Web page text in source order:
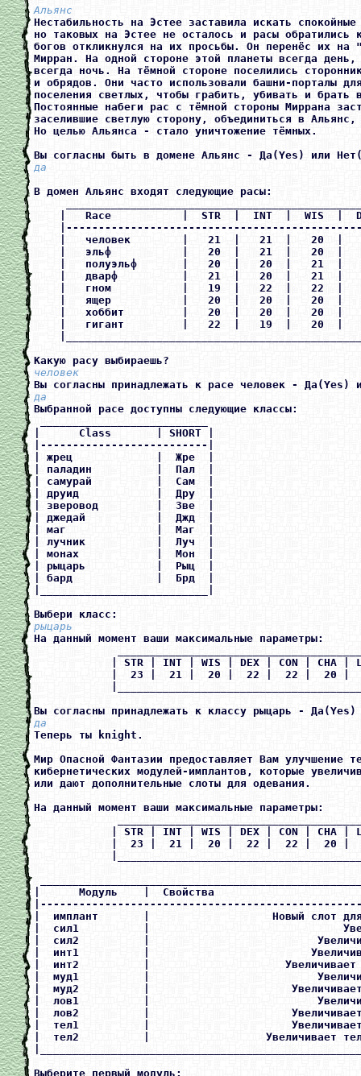
Альянс
Нестабильность на Эстее заставила искать
но таковых на Эстее не осталось и расы обратились
богов откликнулся на их просьбы. Он перенёс их на
Мирран. На одной стороне этой планеты всегда
всегда ночь. На тёмной стороне поселились
и обрядов. Они часто использовали башни-порталы
поселения светлых, чтобы грабить, убивать и
Постоянные набеги рас с тёмной стороны Миррана
заселившие светлую сторону, объединиться в
Но целью Альянса - стало уничтожение тёмных.
Вы согласны быть в домене Альянс - Да(Yes) или
да
В домен Альянс входят следующие расы:
|   Race           |  STR  |  INT  |  WIS  |
|   человек        |   21  |   21  |   20  |
|   эльф           |   20  |   21  |   20  |
|   полуэльф       |   20  |   20  |   21  |
|   дварф          |   21  |   20  |   21  |
|   гном           |   19  |   22  |   22  |
|   ящер           |   20  |   20  |   20  |
|   хоббит         |   20  |   20  |   20  |
|   гигант         |   22  |   19  |   20  |
Какую расу выбираешь?
человек
Вы согласны принадлежать к расе человек - Да(Yes)
да
Выбранной расе доступны следующие классы:
|      Class       | SHORT |
|--------------------------|
| жрец             |  Жре  |
| паладин          |  Пал  |
| самурай          |  Сам  |
| друид            |  Дру  |
| зверовод         |  Зве  |
| джедай           |  Джд  |
| маг              |  Маг  |
| лучник           |  Луч  |
| монах            |  Мон  |
| рыцарь           |  Рыц  |
| бард             |  Брд  |
Выбери класс:
рыцарь
На данный момент ваши максимальные параметры:
| STR | INT | WIS | DEX | CON | CHA |
|  23 |  21 |  20 |  22 |  22 |  20 |
Вы согласны принадлежать к классу рыцарь -
да
Теперь ты knight.
Мир Опасной Фантазии предоставляет Вам улучшение
кибернетических модулей-имплантов, которые
или дают дополнительные слоты для одевания.
На данный момент ваши максимальные параметры:
| STR | INT | WIS | DEX | CON | CHA |
|  23 |  21 |  20 |  22 |  22 |  20 |
|      Модуль    |  Свойства
|  имплант       |                   Новый слот для
|  сил1          |
|  сил2          |
|  инт1          |
|  инт2          |                     Увеличивает
|  муд1          |
|  муд2          |                      Увеличивает
|  лов1          |
|  лов2          |                      Увеличивает
|  тел1          |                      Увеличивает
|  тел2          |                  Увеличивает
Выберите первый модуль: